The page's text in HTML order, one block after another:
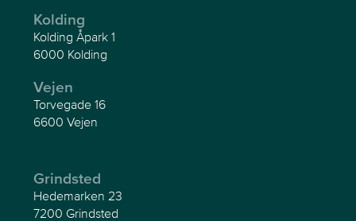
Kolding
Kolding Åpark 1
6000 Kolding
Vejen
Torvegade 16
6600 Vejen
Grindsted
Hedemarken 23
7200 Grindsted